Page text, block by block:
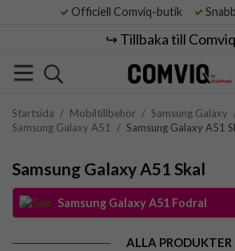
Officiell Comviq-butik
↪️ Tillbaka till
Startsida / Mobiltillbehör / Samsung Galaxy
Samsung Galaxy A51
/ Samsung Galaxy A51
Samsung Galaxy A51 Skal
Samsung Galaxy A51 Fodral
ALLA PRODUKTER